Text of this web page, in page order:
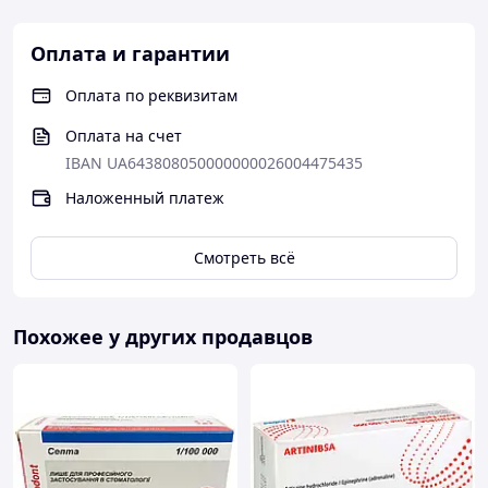
ОПИСАНИЕ
Генератор SITE X C1802S состоит из блока излучения и
стандартного блока управления SCU 286 . Блоки
соединены кабелем. Блок управление осуществляет
силовое питание, настройку и управление процессом
разогрева (тренировки) рентгеновской трубки и
проводит контроль рабочих параметров излучения
при рабочей экспозиции. Также блок управления
обеспечивает сохранение параметров режима
генерирует панорамный поток рентгеновского
данной модели используется стержневой анод. При
этом фокусное пятно расположено вне
высоковольтного модуля, окруженного изолирующим
газом SF6. Такая компоновка высоковольтного и
Оплата и гарантии
Оплата по реквизитам
Оплата на счет
IBAN UA643808050000000026004475435
Наложенный платеж
Смотреть всё
Похожее у других продавцов